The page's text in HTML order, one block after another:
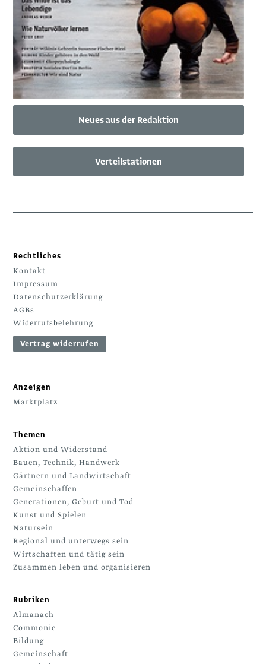
Neues aus der Redaktion
Verteilstationen
Rechtliches
Kontakt
Impressum
Datenschutzerklärung
AGBs
Widerrufsbelehrung
Vertrag widerrufen
Anzeigen
Marktplatz
Themen
Aktion und Widerstand
Bauen, Technik, Handwerk
Gärtnern und Landwirtschaft
Gemeinschaffen
Generationen, Geburt und Tod
Kunst und Spielen
Natursein
Regional und unterwegs sein
Wirtschaften und tätig sein
Zusammen leben und organisieren
Rubriken
Almanach
Commonie
Bildung
Gemeinschaft